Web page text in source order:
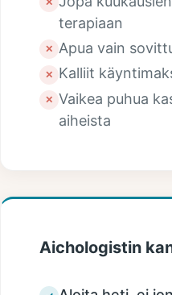
terapiaan
✕ Apua vain
✕ Kalliit
✕ Vaikea puhua
aiheista
Aichologistin